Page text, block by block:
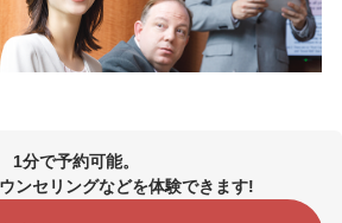
1分で予約可能。
ンセリングなどを体験できます!